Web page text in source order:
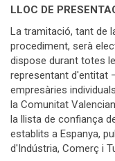
LLOC DE
La tramitació, tant de
procediment, serà
dispose durant totes
representant d'entitat
empresàries
la Comunitat
la llista de confiança
establits a Espanya,
d'Indústria, Comerç i